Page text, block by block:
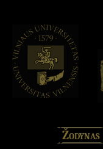
Žodynas